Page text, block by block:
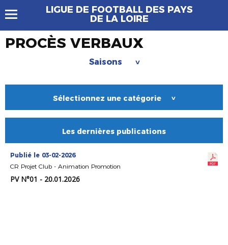
LIGUE DE FOOTBALL DES PAYS
DE LA LOIRE
PROCÈS VERBAUX
Saisons >
Sélectionnez une catégorie >
Les dernières publications
Publié le 03-02-2026
CR Projet Club - Animation Promotion
PV N°01 - 20.01.2026